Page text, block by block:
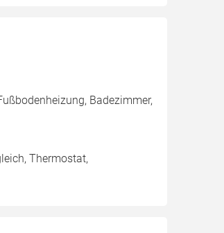
Badezimmer,
Thermostat,